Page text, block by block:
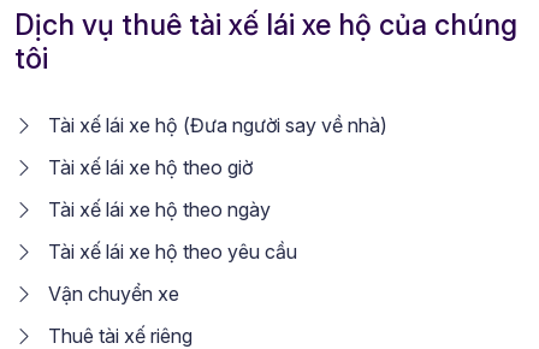
Dịch vụ thuê tài xế lái xe hộ của chúng
tôi
Tài xế lái xe hộ (Đưa người say về nhà)
Tài xế lái xe hộ theo giờ
Tài xế lái xe hộ theo ngày
Tài xế lái xe hộ theo yêu cầu
Vận chuyển xe
Thuê tài xế riêng